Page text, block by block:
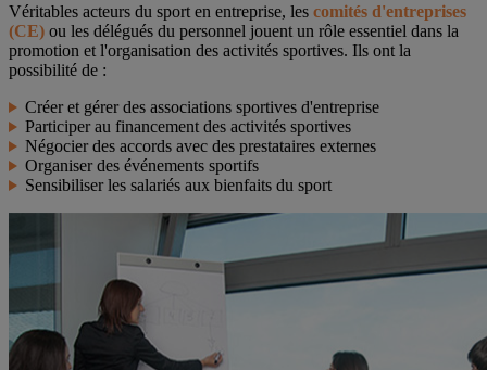
Véritables acteurs du sport en entreprise, les comités d'entreprises
(CE) ou les délégués du personnel jouent un rôle essentiel dans la
promotion et l'organisation des activités sportives. Ils ont la
possibilité de :
Créer et gérer des associations sportives d'entreprise
Participer au financement des activités sportives
Négocier des accords avec des prestataires externes
Organiser des événements sportifs
Sensibiliser les salariés aux bienfaits du sport